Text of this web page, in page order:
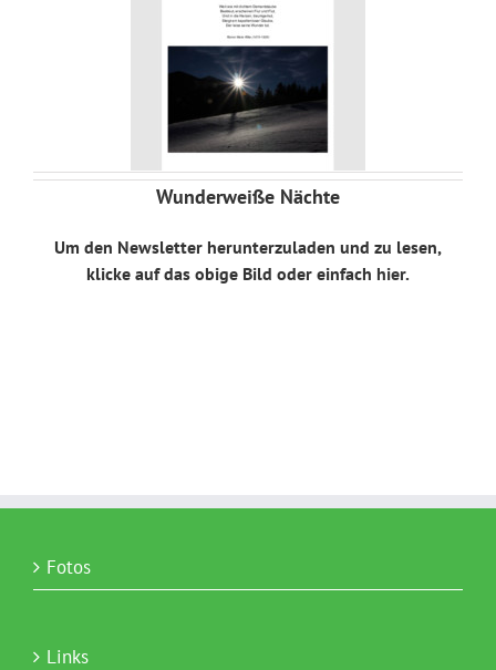
Wunderweiße Nächte
Um den Newsletter herunterzuladen und zu lesen,
klicke auf das obige Bild oder einfach hier.
Fotos
Links